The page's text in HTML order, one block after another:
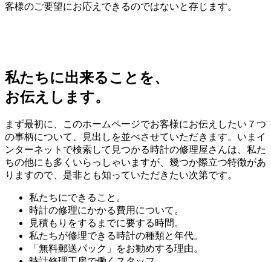
客様のご要望にお応えできるのではないと存じます。
私たちに出来ることを、
お伝えします。
まず最初に、このホームページでお客様にお伝えしたい７つ
の事柄について、見出しを並べさせていただきます。いまイ
ンターネットで検索して見つかる時計の修理屋さんは、私た
ちの他にも多くいらっしゃいますが、幾つか際立つ特徴があ
りますので、是非とも知っていただきたい次第です。
私たちにできること。
時計の修理にかかる費用について。
見積もりをするまでに要する時間。
私たちが修理できる時計の種類と年代。
「無料郵送パック」をお勧めする理由。